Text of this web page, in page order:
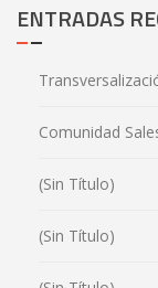
ENTRADAS
Comunidad
(sin Título)
(sin Título)